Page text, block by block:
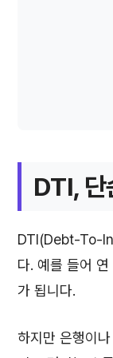
DTI, 단
DTI(Debt-To-
다. 예를 들어
가 됩니다.
하지만 은행이